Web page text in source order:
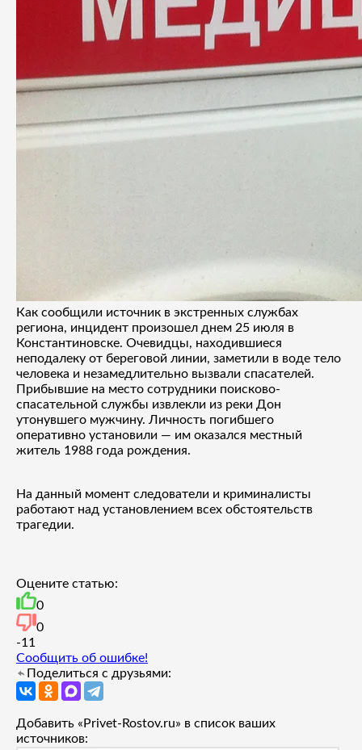
Как сообщили источник в экстренных службах
региона, инцидент произошел днем 25 июля в
Константиновске. Очевидцы, находившиеся
неподалеку от береговой линии, заметили в воде тело
человека и незамедлительно вызвали спасателей.
Прибывшие на место сотрудники поисково-
спасательной службы извлекли из реки Дон
утонувшего мужчину. Личность погибшего
оперативно установили — им оказался местный
житель 1988 года рождения.
На данный момент следователи и криминалисты
работают над установлением всех обстоятельств
трагедии.
Оцените статью:
0
0
-1 1
Сообщить об ошибке!
Поделиться с друзьями:
Добавить «Privet-Rostov.ru» в список ваших
источников: